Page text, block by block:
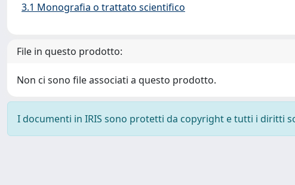
3.1 Monografia o trattato scientifico
File in questo prodotto:
Non ci sono file associati a questo prodotto.
I documenti in IRIS sono protetti da copyright e tutti i diritti